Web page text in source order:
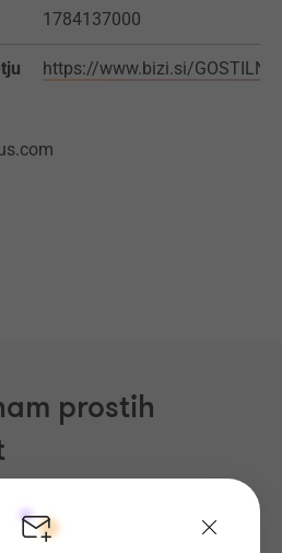
1784137000
https://www.bizi.si/GOSTILNA-
prostih
Kraji